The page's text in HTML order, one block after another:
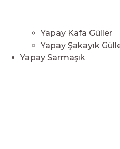
Yapay Kafa Güller
Yapay Şakayık
Yapay Sarmaşık